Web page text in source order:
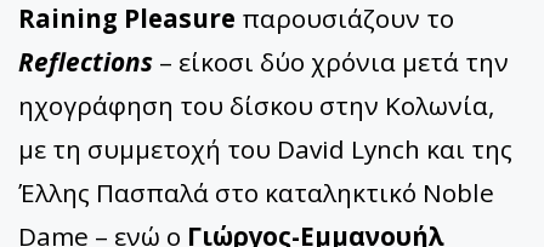
Raining Pleasure παρουσιάζουν το
Reflections – είκοσι δύο χρόνια μετά την
ηχογράφηση του δίσκου στην Κολωνία,
με τη συμμετοχή του David Lynch και της
Έλλης Πασπαλά στο καταληκτικό Noble
Dame – ενώ ο Γιώργος-Εμμανουήλ